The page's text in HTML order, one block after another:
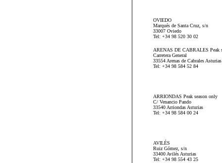
OVIEDO
Marqués de Santa Cruz, s/n
33007 Oviedo
Tel: +34 98 520 30 02
ARENAS DE CABRALES Peak
Carretera General
33554 Arenas de Cabrales Asturias
Tel: +34 98 584 52 84
ARRIONDAS Peak season only
C/ Venancio Pando
33540 Arriondas Asturias
Tel: +34 98 584 00 24
AVILÉS
Ruiz Gómez, s/n
33400 Avilés Asturias
Tel: +34 98 554 43 25